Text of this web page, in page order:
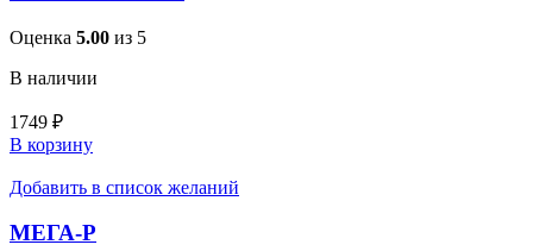
Оценка 5.00 из 5
В наличии
1749 ₽
В корзину
Добавить в список желаний
МЕГА-Р